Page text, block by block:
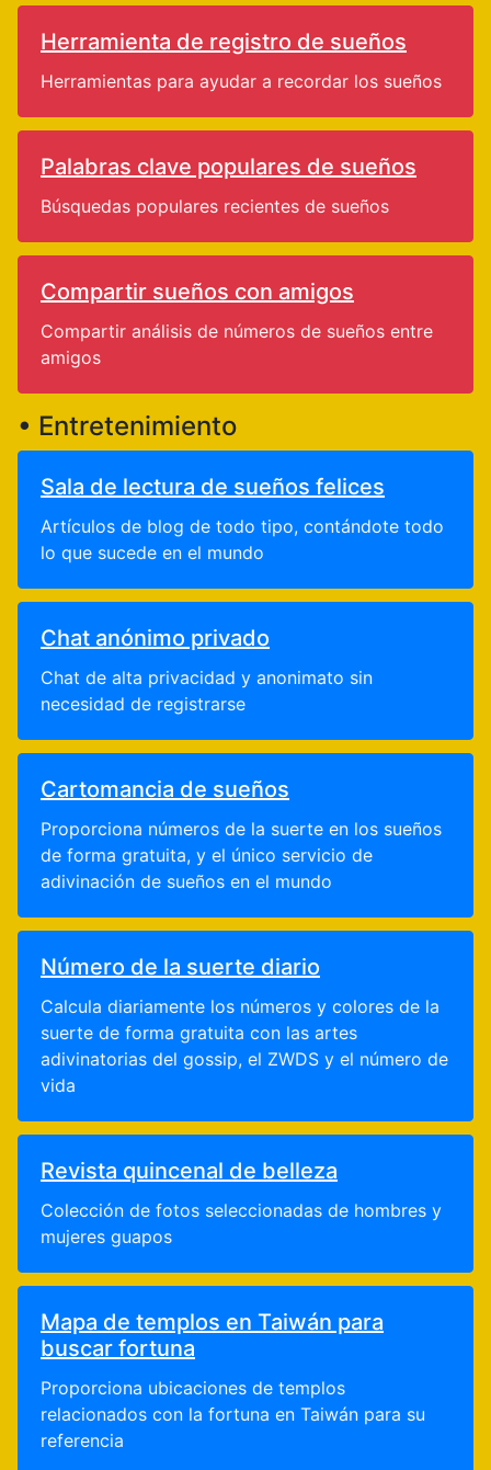
Herramienta de registro de sueños
Herramientas para ayudar a recordar los sueños
Palabras clave populares de sueños
Búsquedas populares recientes de sueños
Compartir sueños con amigos
Compartir análisis de números de sueños entre
amigos
• Entretenimiento
Sala de lectura de sueños felices
Artículos de blog de todo tipo, contándote todo
lo que sucede en el mundo
Chat anónimo privado
Chat de alta privacidad y anonimato sin
necesidad de registrarse
Cartomancia de sueños
Proporciona números de la suerte en los sueños
de forma gratuita, y el único servicio de
adivinación de sueños en el mundo
Número de la suerte diario
Calcula diariamente los números y colores de la
suerte de forma gratuita con las artes
adivinatorias del gossip, el ZWDS y el número de
vida
Revista quincenal de belleza
Colección de fotos seleccionadas de hombres y
mujeres guapos
Mapa de templos en Taiwán para
buscar fortuna
Proporciona ubicaciones de templos
relacionados con la fortuna en Taiwán para su
referencia